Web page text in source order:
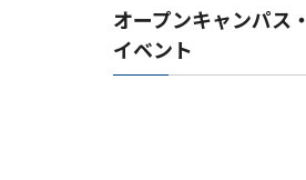
オープンキャンパス・
イベント